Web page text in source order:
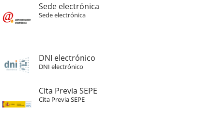
Sede electrónica
Sede electrónica
DNI electrónico
DNI electrónico
Cita Previa SEPE
Cita Previa SEPE